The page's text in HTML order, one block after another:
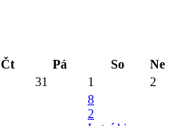
Čt Pá So
Ne
31 1
2
8
2